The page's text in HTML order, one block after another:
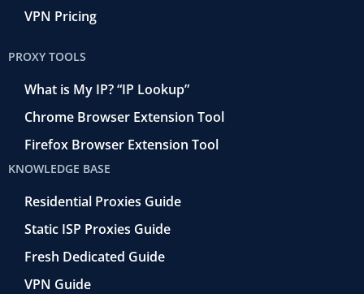
VPN Pricing
PROXY TOOLS
What is My IP? “IP Lookup”
Chrome Browser Extension Tool
Firefox Browser Extension Tool
KNOWLEDGE BASE
Residential Proxies Guide
Static ISP Proxies Guide
Fresh Dedicated Guide
VPN Guide